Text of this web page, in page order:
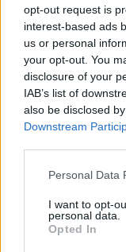
opt-out request is
interest-based ads
us or personal
your opt-out. You
disclosure of your
IAB’s list of
also be disclosed
Downstream
Personal Data
I want to opt-
personal data.
Opted In
«Девочка
кровь!»
магазине